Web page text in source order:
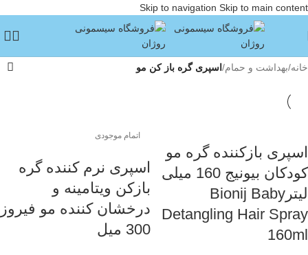
Skip to navigation Skip to main content
خانه/بهداشت و حمام/ اسپری گره باز کن مو
اسپری بازکننده گره مو
کودکان بیونیج 160 میلی
لیترBionij Baby
Detangling Hair Spray
160ml
اتمام موجودی
اسپری نرم کننده گره
بازکن ویتامینه و
درخشان کننده مو فیروز
300 میل